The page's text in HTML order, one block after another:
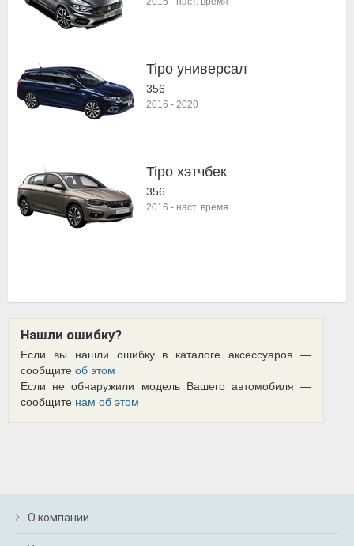
Tipo универсал
356
2016 - 2020
Tipo хэтчбек
356
2016 - наст. время
Нашли ошибку?
Если вы нашли ошибку в каталоге аксессуаров —
сообщите об этом
Если не обнаружили модель Вашего автомобиля —
сообщите нам об этом
О компании